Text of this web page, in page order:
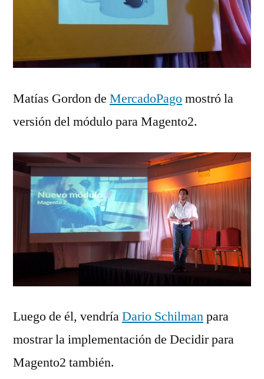
Matías Gordon de MercadoPagomostró la
versión del módulo para Magento2.
Luego de él, vendríaDario Schilmanpara
mostrar la implementación de Decidir para
Magento2 también.